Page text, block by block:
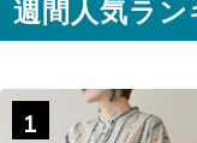
週間人気ラ
1